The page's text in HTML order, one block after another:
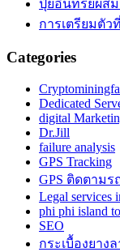
ปุ๋ยอินทรีย์ผส
การเตรียมตัว
Categories
Dedicated
digital
Dr.Jill
failure analysis
GPS Tracking
GPS ติดตามร
Legal services
phi phi island
SEO
กระเบื้องยาง